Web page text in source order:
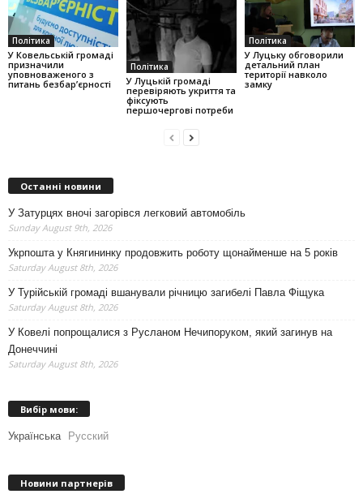
Політика
У Ковельській громаді
призначили
уповноваженого з
питань безбар’єрності
Політика
У Луцькій громаді
перевіряють укриття та
фіксують
першочергові потреби
Політика
У Луцьку обговорили
детальний план
території навколо
замку
Останні новини
У Затурцях вночі загорівся легковий автомобіль
Sunday August 9th, 2026
Укрпошта у Княгининку продовжить роботу щонайменше на 5 років
Saturday August 8th, 2026
У Турійській громаді вшанували річницю загибелі Павла Фіщука
Saturday August 8th, 2026
У Ковелі попрощалися з Русланом Нечипоруком, який загинув на
Донеччині
Saturday August 8th, 2026
Вибір мови:
Українська Русский
Новини партнерів